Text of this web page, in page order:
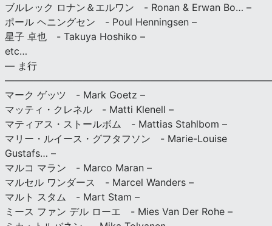
ブルレック ロナン＆エルワン - Ronan & Erwan Bo… –
ポール ヘニングセン - Poul Henningsen –
星子 卓也 - Takuya Hoshiko –
etc…
— ま行
マーク ゲッツ - Mark Goetz –
マッティ・クレネル - Matti Klenell –
マティアス・ストールボム - Mattias Stahlbom –
マリー・ルイース・グフタフソン - Marie-Louise
Gustafs… –
マルコ マラン - Marco Maran –
マルセル ワンダース - Marcel Wanders –
マルト スタム - Mart Stam –
ミース ファン デル ローエ - Mies Van Der Rohe –